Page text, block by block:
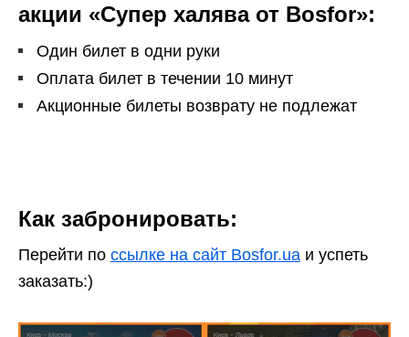
акции «Супер халява от Bosfor»:
Один билет в одни руки
Оплата билет в течении 10 минут
Акционные билеты возврату не подлежат
Как забронировать:
Перейти по ссылке на сайт Bosfor.ua и успеть
заказать:)